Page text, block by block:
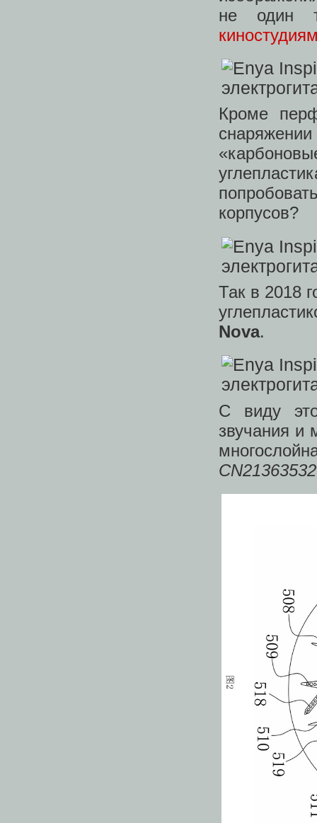
не один
Кроме
корпусов?
Так в 2018
Nova.
С виду
звучания и